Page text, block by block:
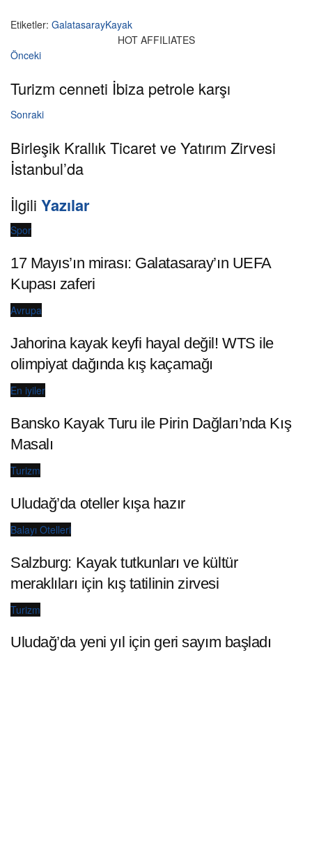
Etiketler: GalatasarayKayak
HOT AFFILIATES
Önceki
Turizm cenneti İbiza petrole karşı
Sonraki
Birleşik Krallık Ticaret ve Yatırım Zirvesi
İstanbul’da
İlgili Yazılar
Spor
17 Mayıs’ın mirası: Galatasaray’ın UEFA
Kupası zaferi
Avrupa
Jahorina kayak keyfi hayal değil! WTS ile
olimpiyat dağında kış kaçamağı
En iyiler
Bansko Kayak Turu ile Pirin Dağları’nda Kış
Masalı
Turizm
Uludağ’da oteller kışa hazır
Balayı Otelleri
Salzburg: Kayak tutkunları ve kültür
meraklıları için kış tatilinin zirvesi
Turizm
Uludağ’da yeni yıl için geri sayım başladı